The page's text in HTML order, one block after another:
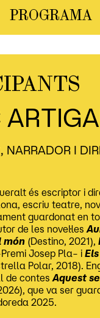
PROGRAMA
NARRADOR I
és escriptor i
escriu teatre,
guardonat en
de les novel·les
món (Destino, 2021),
Josep Pla– i
Polar, 2018).
de contesAquest
que va ser
2025.